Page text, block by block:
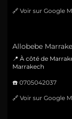
🔗 Voir sur Google
Allobebe
📍 À côté de
Marrakech
☎️ 0705042037
🔗 Voir sur Google